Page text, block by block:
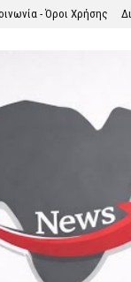
- Όροι Χρήσης